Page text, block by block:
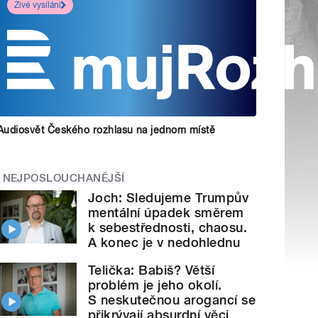
Živé vysílání
Českého rozhlasu na jednom místě
NEJPOSLOUCHANĚJŠÍ
Joch: Sledujeme Trumpův
mentální úpadek směrem
k sebestřednosti, chaosu.
A konec je v nedohlednu
Telička: Babiš? Větší
problém je jeho okolí.
S neskutečnou arogancí se
přikrývají absurdní věci